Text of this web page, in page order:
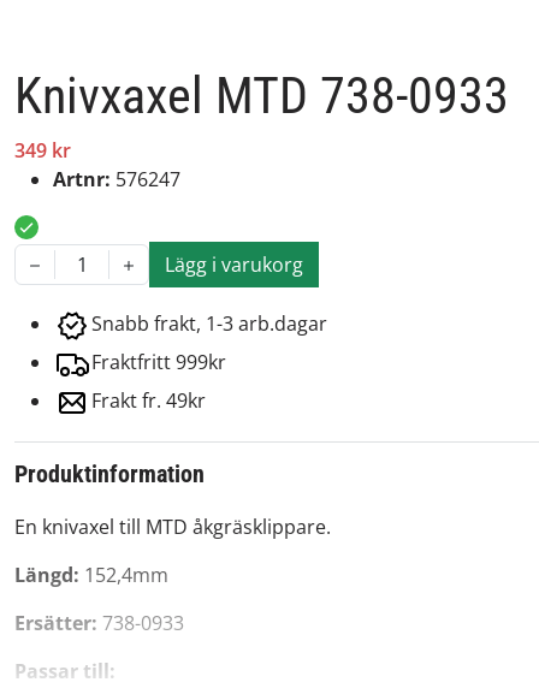
Knivxaxel MTD 738-0933
349 kr
Artnr: 576247
1 Lägg i varukorg
Snabb frakt, 1-3 arb.dagar
Fraktfritt 999kr
Frakt fr. 49kr
Produktinformation
En knivaxel till MTD åkgräsklippare.
Längd: 152,4mm
Ersätter: 738-0933
Passar till: